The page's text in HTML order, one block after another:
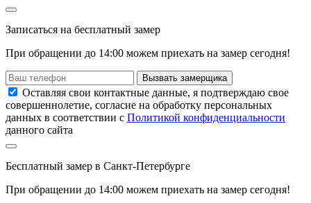
Записаться на бесплатный замер
При обращении до 14:00 можем приехать на замер сегодня!
Вызвать замерщика
Оставляя свои контактные данные, я подтверждаю свое
совершеннолетие, согласие на обработку персональных
данных в соответствии с Политикой конфиденциальности
данного сайта
Бесплатный замер в Санкт-Петербурге
При обращении до 14:00 можем приехать на замер сегодня!